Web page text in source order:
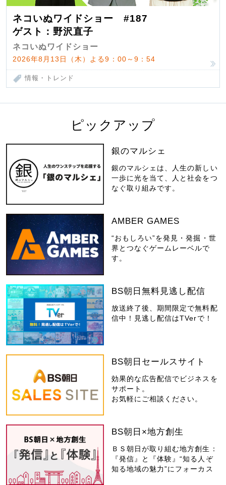
ネコいぬワイドショー #187
ゲスト：野沢直子
ネコいぬワイドショー
2026年8月13日（木）よる9：00～9：54
情報・トレンド
ピックアップ
銀のマルシェ
銀のマルシェは、人生の新しい
一歩に光を当て、人と社会をつ
なぐ取り組みです。
AMBER GAMES
“おもしろい”を発見・発掘・世
界とつなぐゲームレーベルで
す。
BS朝日無料見逃し配信
放送終了後、期間限定で無料配
信中！見逃し配信はTVerで！
BS朝日セールスサイト
効果的な広告配信でビジネスを
サポート。
お気軽にご相談ください。
BS朝日×地方創生
ＢＳ朝日が取り組む地方創生：
『発信』と『体験』“知る人ぞ
知る地域の魅力”にフォーカス